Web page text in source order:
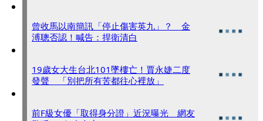
曾收馬以南簡訊「停止傷害英九」？ 金
溥聰否認！喊告：捍衛清白
19歲女大生台北101墜樓亡！賈永婕二度
發聲 「別把所有苦都往心裡放」
前F級女優「取得身分證」近況曝光 網友